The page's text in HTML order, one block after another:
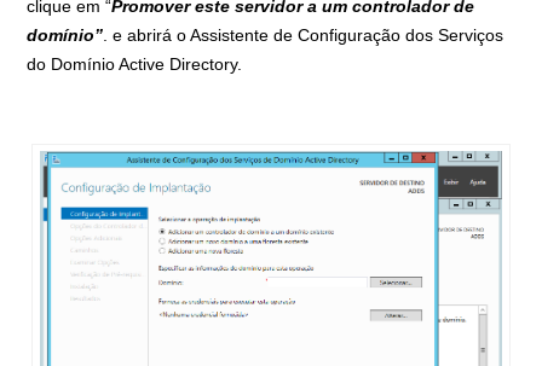
clique em “Promover este servidor a um controlador de
domínio”. e abrirá o Assistente de Configuração dos Serviços
do Domínio Active Directory.